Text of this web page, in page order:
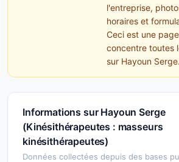
l'entreprise,
horaires et
Ceci est une
concentre toutes
sur Hayoun Serge.
Informations sur Hayoun Serge
(Kinésithérapeutes : masseurs
kinésithérapeutes)
Données collectées depuis des bases